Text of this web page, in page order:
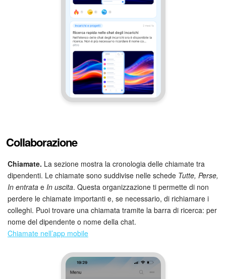
Collaborazione
Chiamate. La sezione mostra la cronologia delle chiamate tra
dipendenti. Le chiamate sono suddivise nelle schede Tutte, Perse,
In entrata e In uscita. Questa organizzazione ti permette di non
perdere le chiamate importanti e, se necessario, di richiamare i
colleghi. Puoi trovare una chiamata tramite la barra di ricerca: per
nome del dipendente o nome della chat.
Chiamate nell’app mobile